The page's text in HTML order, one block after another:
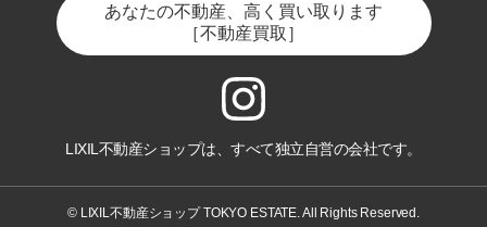
あなたの不動産、高く買い取ります
［不動産買取］
LIXIL不動産ショップは、すべて独立自営の会社です。
© LIXIL不動産ショップ TOKYO ESTATE. All Rights Reserved.